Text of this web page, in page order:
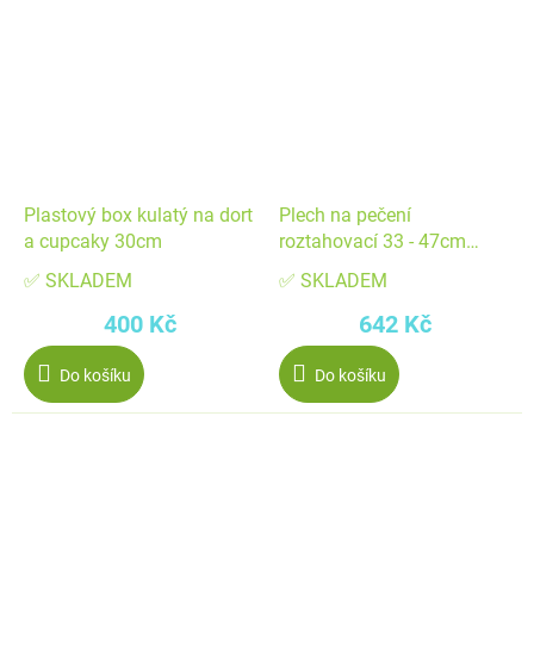
Plastový box kulatý na dort
a cupcaky 30cm
✅ SKLADEM
400 Kč
Do košíku
Plech na pečení
roztahovací 33 - 47cm
hluboký - Patisse
✅ SKLADEM
642 Kč
Do košíku